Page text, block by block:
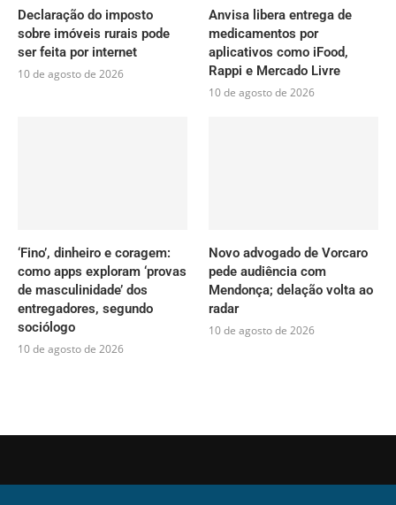
Declaração do imposto
sobre imóveis rurais pode
ser feita por internet
10 de agosto de 2026
Anvisa libera entrega de
medicamentos por
aplicativos como iFood,
Rappi e Mercado Livre
10 de agosto de 2026
‘Fino’, dinheiro e coragem:
como apps exploram ‘provas
de masculinidade’ dos
entregadores, segundo
sociólogo
10 de agosto de 2026
Novo advogado de Vorcaro
pede audiência com
Mendonça; delação volta ao
radar
10 de agosto de 2026